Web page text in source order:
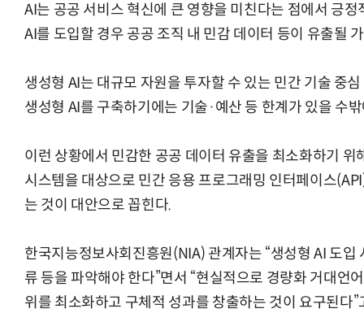
AI는 공공 서비스 혁신에 큰 영향을 미친다는 점에서 긍
AI를 도입할 경우 공공 조직 내 민감 데이터 등이 유출될
생성형 AI는 대규모 자원을 투자할 수 있는 민간 기술 중
생성형 AI를 구축하기에는 기술·예산 등 한계가 있을 수
이런 상황에서 민감한 공공 데이터 유출을 최소화하기
시스템을 대상으로 민간 응용 프로그래밍 인터페이스
는 것이 대안으로 꼽힌다.
한국지능정보사회진흥원(NIA) 관계자는 “생성형 AI 도입
류 등을 파악해야 한다”면서 “현실적으로 경량화 거대언
위를 최소화하고 구체적 성과를 창출하는 것이 요구된다”